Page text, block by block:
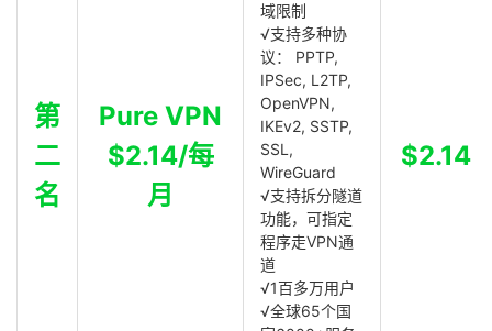
第
二
名
Pure VPN
$2.14/每
月
域限制
√支持多种协
议： PPTP,
IPSec, L2TP,
OpenVPN,
IKEv2, SSTP,
SSL,
WireGuard
√支持拆分隧道
功能，可指定
程序走VPN通
道
√1百多万用户
√全球65个国
$2.14